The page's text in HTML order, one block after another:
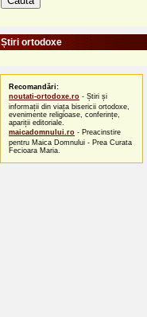
Știri ortodoxe
Recomandări:
noutati-ortodoxe.ro - Știri și
informații din viața bisericii ortodoxe,
evenimente religioase, conferințe,
apariții editoriale.
maicadomnului.ro - Preacinstire
pentru Maica Domnului - Prea Curata
Fecioara Maria.